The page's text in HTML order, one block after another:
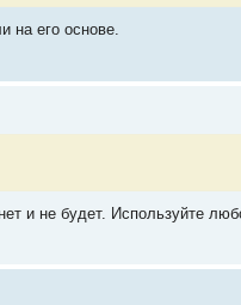
на его основе.
и не будет. Используйте